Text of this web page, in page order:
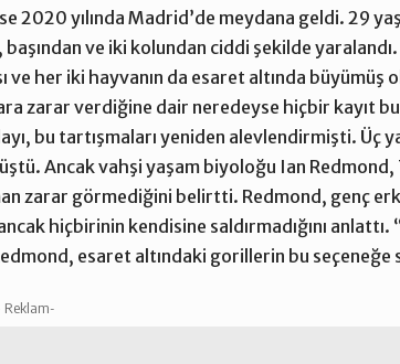
2020 yılında Madrid’de meydana geldi. 29
başından ve iki kolundan ciddi şekilde
her iki hayvanın da esaret altında büyümüş
zarar verdiğine dair neredeyse hiçbir kayıt
bu tartışmaları yeniden alevlendirmişti. Üç
Ancak vahşi yaşam biyoloğu Ian Redmond,
zarar görmediğini belirtti. Redmond, genç
hiçbirinin kendisine saldırmadığını
esaret altındaki gorillerin bu seçeneğe
Reklam-